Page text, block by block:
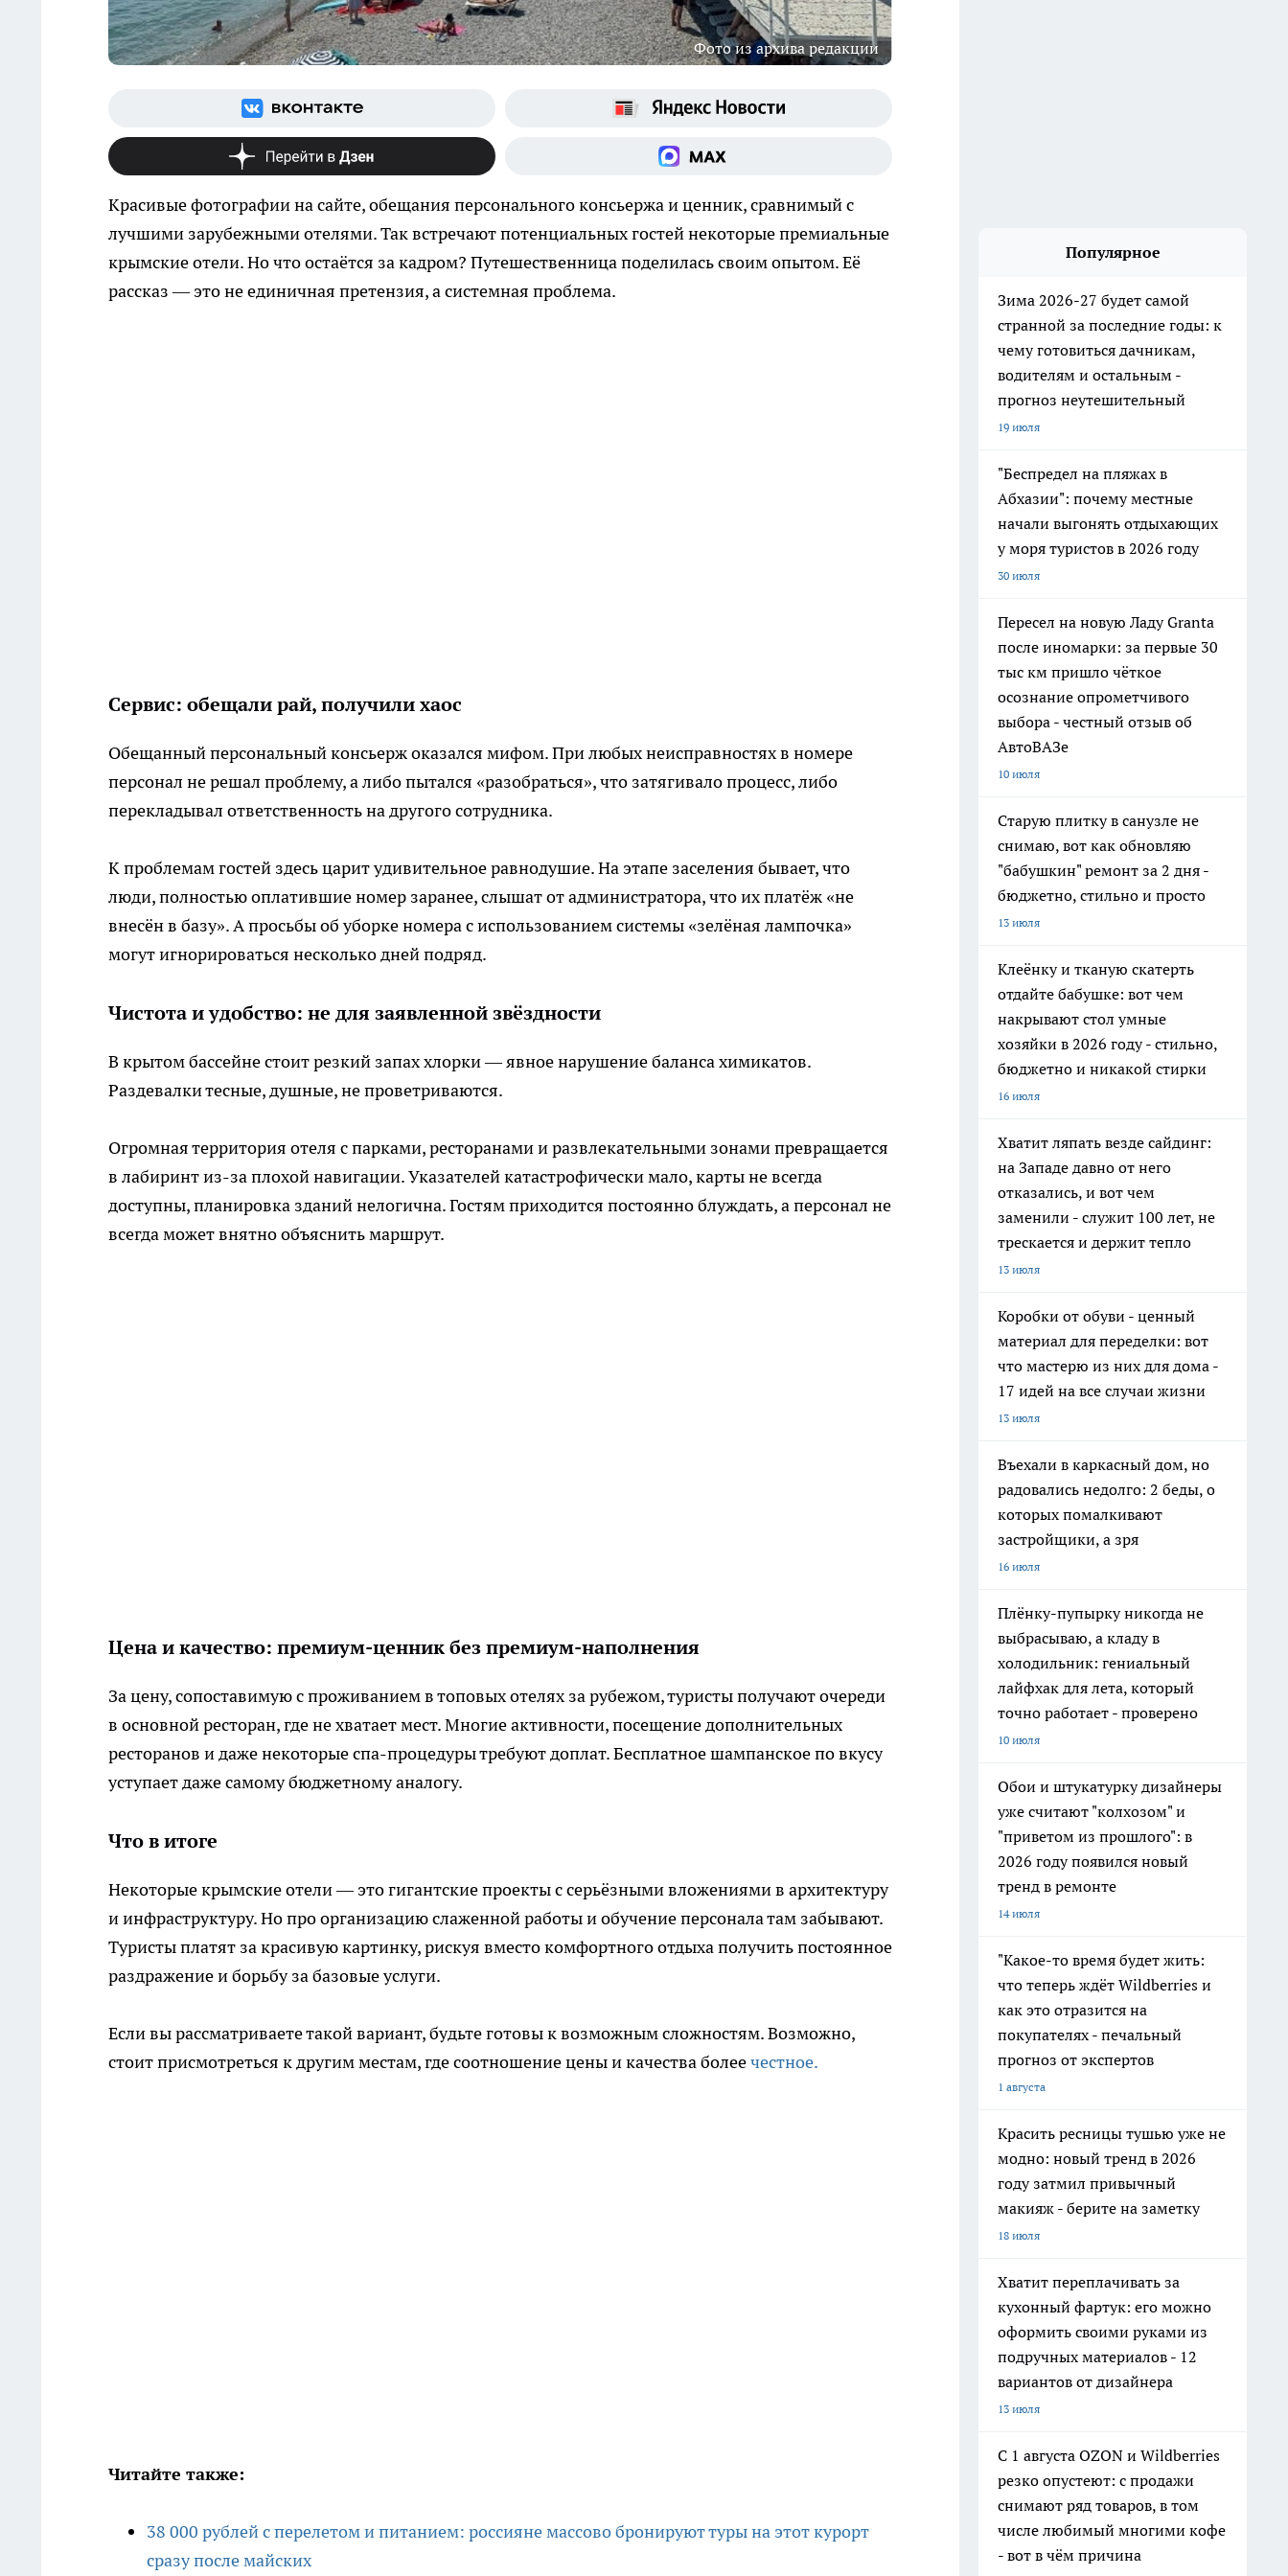
Фото из архива редакции
Красивые фотографии на сайте, обещания персонального консьержа и ценник, сравнимый с
лучшими зарубежными отелями. Так встречают потенциальных гостей некоторые премиальные
крымские отели. Но что остаётся за кадром? Путешественница поделилась своим опытом. Её
рассказ — это не единичная претензия, а системная проблема.
Сервис: обещали рай, получили хаос
Обещанный персональный консьерж оказался мифом. При любых неисправностях в номере
персонал не решал проблему, а либо пытался «разобраться», что затягивало процесс, либо
перекладывал ответственность на другого сотрудника.
К проблемам гостей здесь царит удивительное равнодушие. На этапе заселения бывает, что
люди, полностью оплатившие номер заранее, слышат от администратора, что их платёж «не
внесён в базу». А просьбы об уборке номера с использованием системы «зелёная лампочка»
могут игнорироваться несколько дней подряд.
Чистота и удобство: не для заявленной звёздности
В крытом бассейне стоит резкий запах хлорки — явное нарушение баланса химикатов.
Раздевалки тесные, душные, не проветриваются.
Огромная территория отеля с парками, ресторанами и развлекательными зонами превращается
в лабиринт из-за плохой навигации. Указателей катастрофически мало, карты не всегда
доступны, планировка зданий нелогична. Гостям приходится постоянно блуждать, а персонал не
всегда может внятно объяснить маршрут.
Цена и качество: премиум-ценник без премиум-наполнения
За цену, сопоставимую с проживанием в топовых отелях за рубежом, туристы получают очереди
в основной ресторан, где не хватает мест. Многие активности, посещение дополнительных
ресторанов и даже некоторые спа-процедуры требуют доплат. Бесплатное шампанское по вкусу
уступает даже самому бюджетному аналогу.
Что в итоге
Некоторые крымские отели — это гигантские проекты с серьёзными вложениями в архитектуру
и инфраструктуру. Но про организацию слаженной работы и обучение персонала там забывают.
Туристы платят за красивую картинку, рискуя вместо комфортного отдыха получить постоянное
раздражение и борьбу за базовые услуги.
Если вы рассматриваете такой вариант, будьте готовы к возможным сложностям. Возможно,
стоит присмотреться к другим местам, где соотношение цены и качества болеечестное.
Читайте также:
38 000 рублей с перелетом и питанием: россияне массово бронируют туры на этот курорт
сразу после майских
Популярное
Зима 2026-27 будет самой
странной за последние годы: к
чему готовиться дачникам,
водителям и остальным -
прогноз неутешительный
19 июля
"Беспредел на пляжах в
Абхазии": почему местные
начали выгонять отдыхающих
у моря туристов в 2026 году
30 июля
Пересел на новую Ладу Granta
после иномарки: за первые 30
тыс км пришло чёткое
осознание опрометчивого
выбора - честный отзыв об
АвтоВАЗе
10 июля
Старую плитку в санузле не
снимаю, вот как обновляю
"бабушкин" ремонт за 2 дня -
бюджетно, стильно и просто
13 июля
Клеёнку и тканую скатерть
отдайте бабушке: вот чем
накрывают стол умные
хозяйки в 2026 году - стильно,
бюджетно и никакой стирки
16 июля
Хватит ляпать везде сайдинг:
на Западе давно от него
отказались, и вот чем
заменили - служит 100 лет, не
трескается и держит тепло
13 июля
Коробки от обуви - ценный
материал для переделки: вот
что мастерю из них для дома -
17 идей на все случаи жизни
13 июля
Въехали в каркасный дом, но
радовались недолго: 2 беды, о
которых помалкивают
застройщики, а зря
16 июля
Плёнку-пупырку никогда не
выбрасываю, а кладу в
холодильник: гениальный
лайфхак для лета, который
точно работает - проверено
10 июля
Обои и штукатурку дизайнеры
уже считают "колхозом" и
"приветом из прошлого": в
2026 году появился новый
тренд в ремонте
14 июля
"Какое-то время будет жить:
что теперь ждёт Wildberries и
как это отразится на
покупателях - печальный
прогноз от экспертов
1 августа
Красить ресницы тушью уже не
модно: новый тренд в 2026
году затмил привычный
макияж - берите на заметку
18 июля
Хватит переплачивать за
кухонный фартук: его можно
оформить своими руками из
подручных материалов - 12
вариантов от дизайнера
13 июля
С 1 августа OZON и Wildberries
резко опустеют: с продажи
снимают ряд товаров, в том
числе любимый многими кофе
- вот в чём причина